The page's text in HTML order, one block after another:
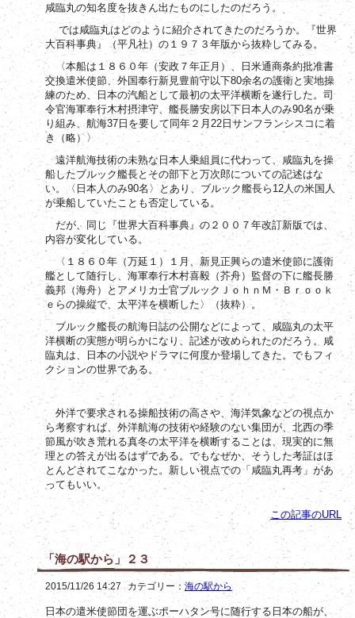
咸臨丸の知名度を抜きん出たものにしたのだろう。
では咸臨丸はどのように紹介されてきたのだろうか。『世界
大百科事典』（平凡社）の１９７３年版から抜粋してみる。
〈本船は１８６０年（安政７年正月）、日米通商条約批准書
交換遣米使節、外国奉行新見豊前守以下80余名の護衛と実地操
練のため、日本の汽船として最初の太平洋横断を遂行した。司
令官海軍奉行木村摂津守、艦長勝安房以下日本人のみ90名が乗
り組み、航海37日を要して同年２月 22日サンフランシスコに着
き（略）〉
遠洋航海技術の未熟な日本人乗組員に代わって、咸臨丸を操
船したブルック艦長とその部下と万次郎についての記述はな
い。〈日本人のみ90名〉とあり、ブルック艦長ら 12人の米国人
が乗船していたことも否定している。
だが、同じ『世界大百科事典』の２００７年改訂新版では、
内容が変化している。
〈１８６０年（万延１）１月、新見正興らの遣米使節に護衛
艦として随行し、海軍奉行木村喜毅（芥舟）監督の下に艦長勝
義邦（海舟）とアメリカ士官ブルックＪｏｈｎＭ・Ｂｒｏｏｋ
ｅらの操縦で、太平洋を横断した〉（抜粋）。
ブルック艦長の航海日誌の公開などによって、咸臨丸の太平
洋横断の実態が明らかになり、記述が改められたのだろう。咸
臨丸は、日本の小説やドラマに何度か登場してきた。でもフィ
クションの世界である。
外洋で要求される操船技術の高さや、海洋気象などの視点か
ら考察すれば、外洋航海の技術や経験のない集団が、北西の季
節風が吹き荒れる真冬の太平洋を横断することは、現実的に無
理との答えが出るはずである。でもなぜか、そうした考証はほ
とんどされてこなかった。新しい視点での「咸臨丸再考」があ
ってもいい。
この記事のURL
「海の駅から」２３
2015/11/26 14:27 カテゴリー： 海の駅から
日本の遣米使節団を運ぶポーハタン号に随行する日本の船が、